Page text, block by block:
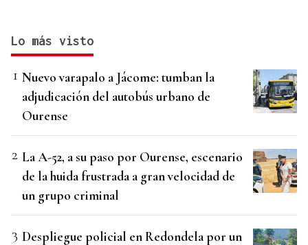
Lo más visto
Nuevo varapalo a Jácome: tumban la
adjudicación del autobús urbano de
Ourense
La A-52, a su paso por Ourense, escenario
de la huida frustrada a gran velocidad de
un grupo criminal
Despliegue policial en Redondela por un